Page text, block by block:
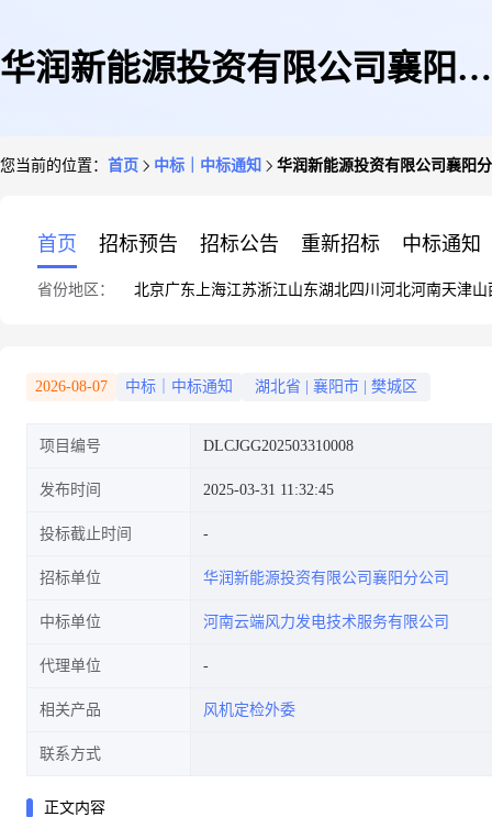
华润新能源投资有限公司襄阳分
公告
您当前的位置： 首页 中标｜中标通知 华润新能源投资有限公司襄阳
首页 招标预告 招标公告 重新招标 中标通知
省份地区： 北京广东 上海江苏浙江山东湖北四川 河北河南天津山
2026-08-07 中标｜中标通知 湖北省 襄阳市 樊城区
项目编号 DLCJGG202503310008
发布时间 2025-03-31 11:32:45
投标截止时间
招标单位 华润新能源投资有限公司襄阳分公司
中标单位 河南云端风力发电技术服务有限公司
代理单位
相关产品 风机定检外委
联系方式
正文内容